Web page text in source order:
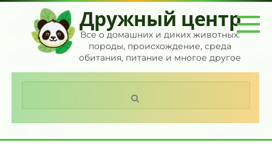
Перейти
контенту
Дружный центр
Все о домашних и диких животных:
породы, происхождение, среда
обитания, питание и многое другое